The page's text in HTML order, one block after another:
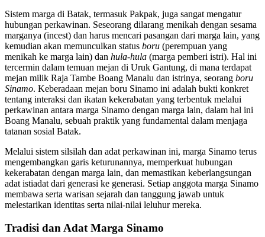
Sistem marga di Batak, termasuk Pakpak, juga sangat mengatur
hubungan perkawinan. Seseorang dilarang menikah dengan sesama
marganya (incest) dan harus mencari pasangan dari marga lain, yang
kemudian akan memunculkan status boru (perempuan yang
menikah ke marga lain) dan hula-hula (marga pemberi istri). Hal ini
tercermin dalam temuan mejan di Uruk Gantung, di mana terdapat
mejan milik Raja Tambe Boang Manalu dan istrinya, seorang boru
Sinamo. Keberadaan mejan boru Sinamo ini adalah bukti konkret
tentang interaksi dan ikatan kekerabatan yang terbentuk melalui
perkawinan antara marga Sinamo dengan marga lain, dalam hal ini
Boang Manalu, sebuah praktik yang fundamental dalam menjaga
tatanan sosial Batak.
Melalui sistem silsilah dan adat perkawinan ini, marga Sinamo terus
mengembangkan garis keturunannya, memperkuat hubungan
kekerabatan dengan marga lain, dan memastikan keberlangsungan
adat istiadat dari generasi ke generasi. Setiap anggota marga Sinamo
membawa serta warisan sejarah dan tanggung jawab untuk
melestarikan identitas serta nilai-nilai leluhur mereka.
Tradisi dan Adat Marga Sinamo